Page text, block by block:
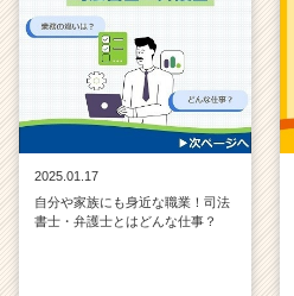
2025.01.17
自分や家族にも身近な職業！司法
書士・弁護士とはどんな仕事？